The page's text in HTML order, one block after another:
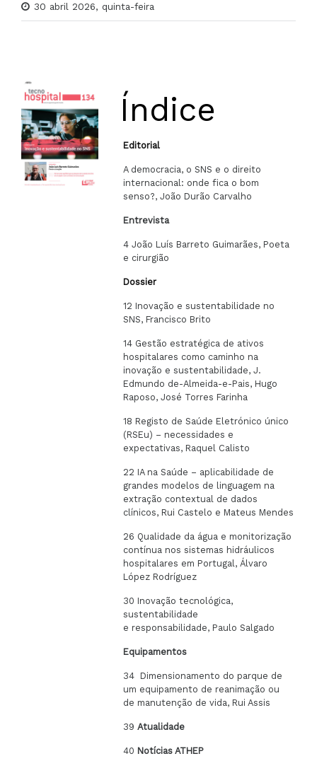
30 abril 2026, quinta-feira
Índice
Editorial
A democracia, o SNS e o direito
internacional: onde fica o bom
senso?, João Durão Carvalho
Entrevista
4 João Luís Barreto Guimarães, Poeta
e cirurgião
Dossier
12 Inovação e sustentabilidade no
SNS, Francisco Brito
14 Gestão estratégica de ativos
hospitalares como caminho na
inovação e sustentabilidade, J.
Edmundo de-Almeida-e-Pais, Hugo
Raposo, José Torres Farinha
18 Registo de Saúde Eletrónico único
(RSEu) – necessidades e
expectativas, Raquel Calisto
22 IA na Saúde – aplicabilidade de
grandes modelos de linguagem na
extração contextual de dados
clínicos, Rui Castelo e Mateus Mendes
26 Qualidade da água e monitorização
contínua nos sistemas hidráulicos
hospitalares em Portugal, Álvaro
López Rodríguez
30 Inovação tecnológica,
sustentabilidade
e responsabilidade, Paulo Salgado
Equipamentos
34 Dimensionamento do parque de
um equipamento de reanimação ou
de manutenção de vida, Rui Assis
39Atualidade
40 Notícias ATHEP